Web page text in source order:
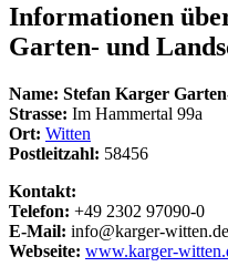
Informationen
Garten- und
Name: Stefan Karger
Strasse: Im Hammertal 99a
Ort: Witten
Postleitzahl: 58456
Kontakt:
Telefon: +49 2302 97090-0
E-Mail: info@karger-witten.de
Webseite: www.karger-